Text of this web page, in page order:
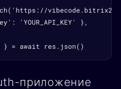
'YOUR_API_KEY' },
} = await res.json()
приложение